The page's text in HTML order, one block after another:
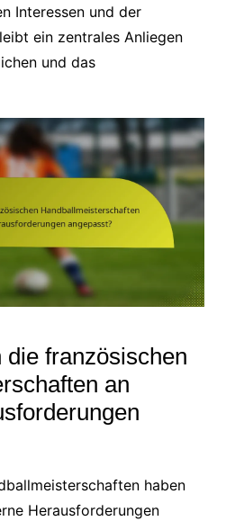
Interessen und der
ein zentrales Anliegen
und das
französischen
an
haben
Herausforderungen